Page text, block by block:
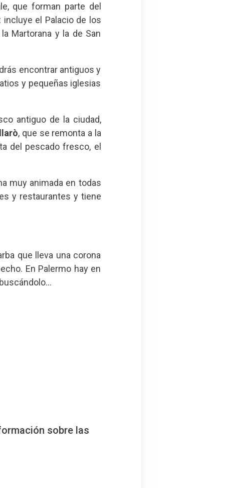
que forman parte del
incluye el Palacio de los
Martorana y la de San
encontrar antiguos y
y pequeñas iglesias
antiguo de la ciudad,
, que se remonta a la
del pescado fresco, el
muy animada en todas
y restaurantes y tiene
que lleva una corona
En Palermo hay en
sobre las